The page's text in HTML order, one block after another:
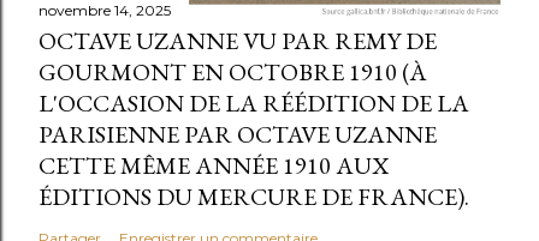
novembre 14, 2025
OCTAVE UZANNE VU PAR REMY DE
GOURMONT EN OCTOBRE 1910 (À
L'OCCASION DE LA RÉÉDITION DE LA
PARISIENNE PAR OCTAVE UZANNE
CETTE MÊME ANNÉE 1910 AUX
ÉDITIONS DU MERCURE DE FRANCE).